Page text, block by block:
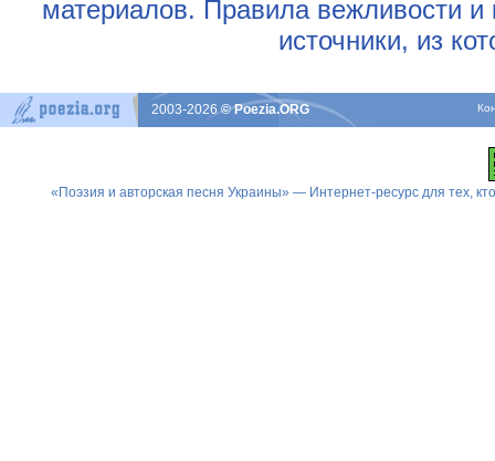
материалов. Правила вежливости и
источники, из
2003-2026© Poezia.ORG
«Поэзия и авторская песня Украины» — Интернет-ресурс для тех,